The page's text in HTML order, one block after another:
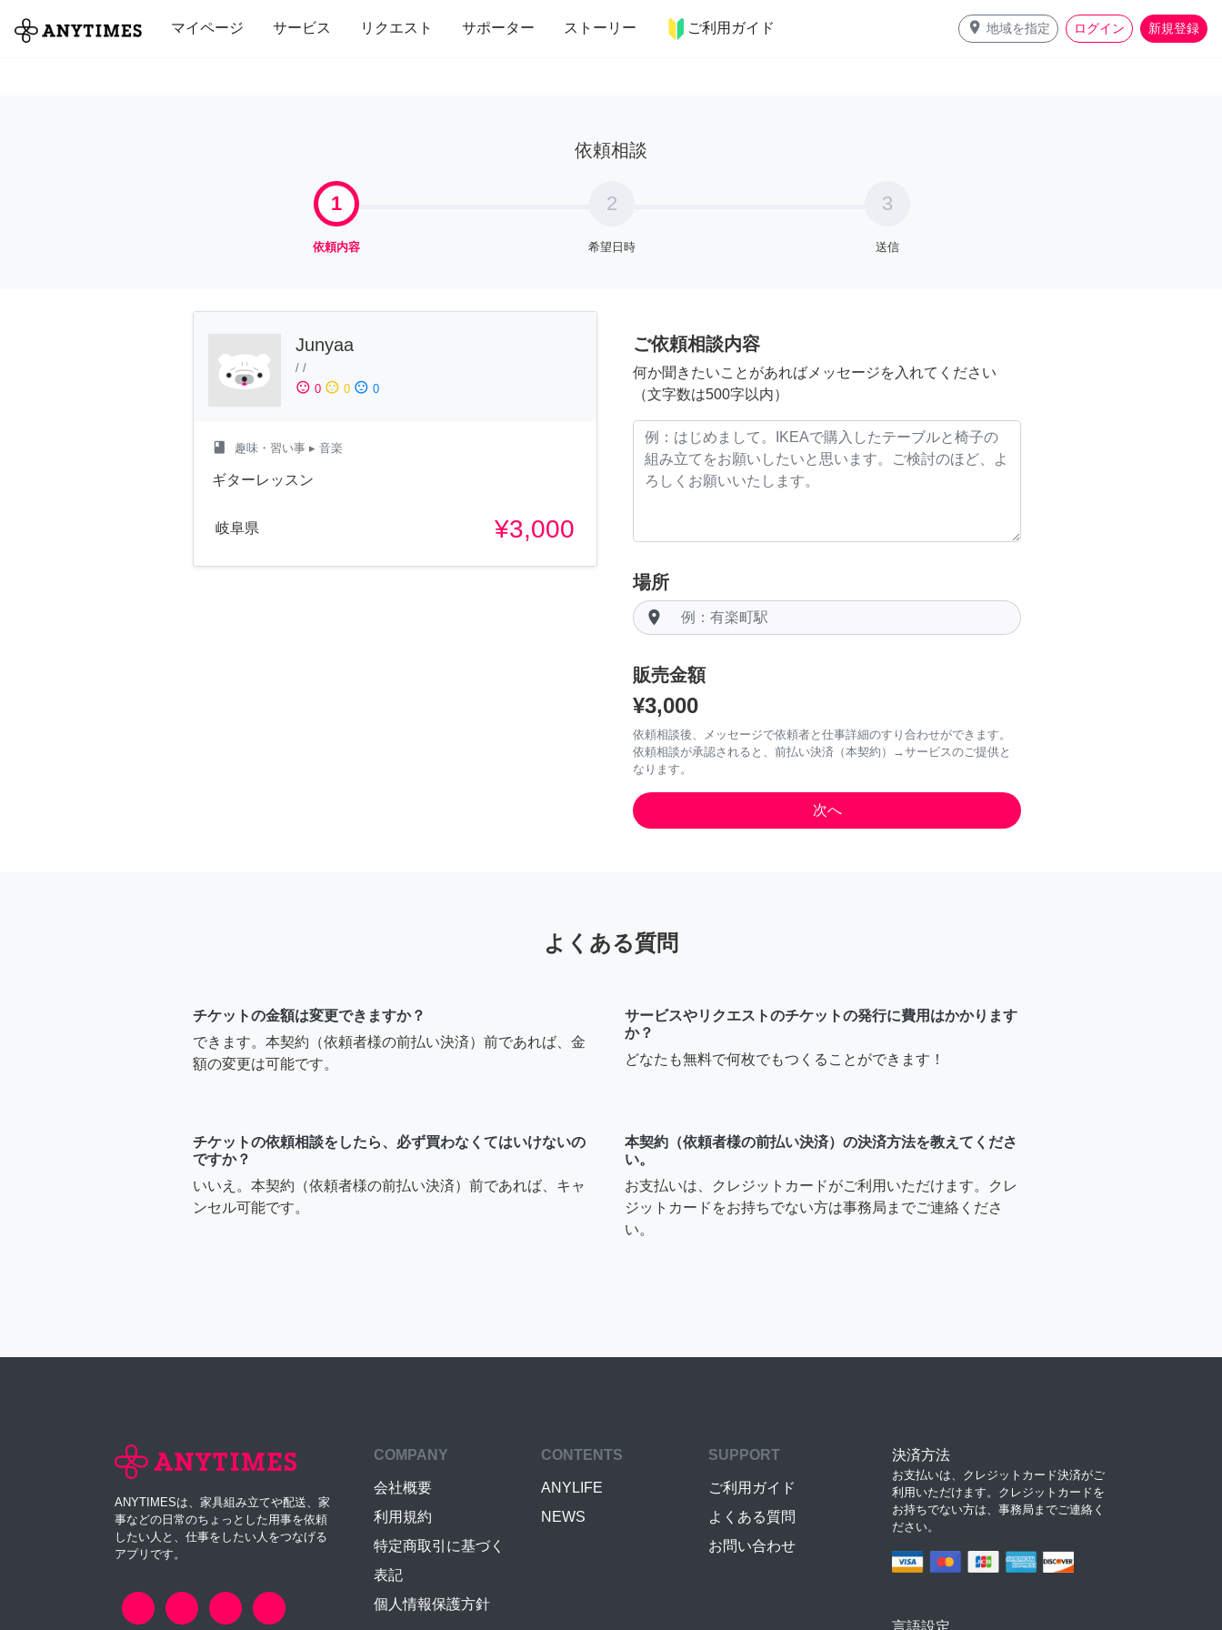
マイページ サービス リクエスト サポーター ストーリー ご利用ガイド place 地域を指定 ログイン 新規登録
全て 修理・組立 家事 引っ越し インテリア 趣味・習い事 ペット 料理
依頼相談
1
依頼内容
2
希望日時
3
送信
Junyaa
/ /
sentiment_satisfied 0 sentiment_neutral 0 sentiment_dissatisfied 0
class 趣味・習い事 ▸ 音楽
ギターレッスン
岐阜県 ¥3,000
ご依頼相談内容
何か聞きたいことがあればメッセージを入れてください
（文字数は500字以内）
場所
room
販売金額
¥3,000
依頼相談後、メッセージで依頼者と仕事詳細のすり合わせができます。
依頼相談が承認されると、前払い決済（本契約）→サービスのご提供と
なります。
よくある質問
チケットの金額は変更できますか？
できます。本契約（依頼者様の前払い決済）前であれば、金
額の変更は可能です。
サービスやリクエストのチケットの発行に費用はかかります
か？
どなたも無料で何枚でもつくることができます！
チケットの依頼相談をしたら、必ず買わなくてはいけないの
ですか？
いいえ。本契約（依頼者様の前払い決済）前であれば、キャ
ンセル可能です。
本契約（依頼者様の前払い決済）の決済方法を教えてくださ
い。
お支払いは、クレジットカードがご利用いただけます。クレ
ジットカードをお持ちでない方は事務局までご連絡くださ
い。
ANYTIMESは、家具組み立てや配送、家
事などの日常のちょっとした用事を依頼
したい人と、仕事をしたい人をつなげる
アプリです。
COMPANY
会社概要
利用規約
特定商取引に基づく
表記
個人情報保護方針
CONTENTS
ANYLIFE
NEWS
SUPPORT
ご利用ガイド
よくある質問
お問い合わせ
決済方法
お支払いは、クレジットカード決済がご
利用いただけます。クレジットカードを
お持ちでない方は、事務局までご連絡く
ださい。
言語設定